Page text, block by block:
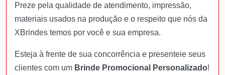
Preze pela qualidade de atendimento, impressão,
materiais usados na produção e o respeito que nós da
XBrindes temos por você e sua empresa.
Esteja à frente de sua concorrência e presenteie seus
clientes com um Brinde Promocional Personalizado!